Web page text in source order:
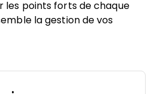
les points forts de chaque
la gestion de vos